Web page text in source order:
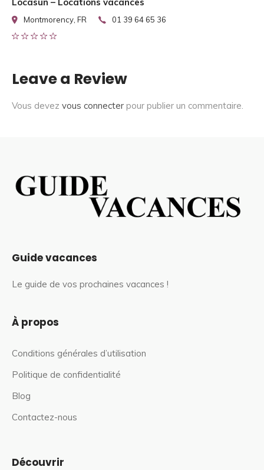
Montmorency, FR 01 39 64 65 36
Leave a Review
Vous devez vous connecter pour publier un commentaire.
Guide vacances
Le guide de vos prochaines vacances !
À propos
Conditions générales d’utilisation
Politique de confidentialité
Blog
Contactez-nous
Découvrir